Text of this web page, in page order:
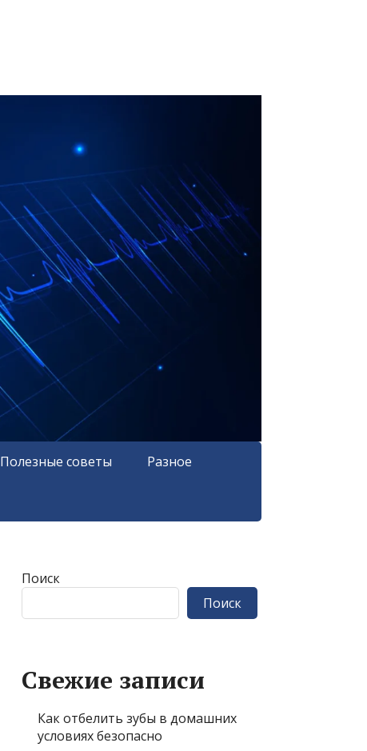
Полезные советы Разное
Поиск
Поиск
Свежие записи
Как отбелить зубы в домашних
условиях безопасно